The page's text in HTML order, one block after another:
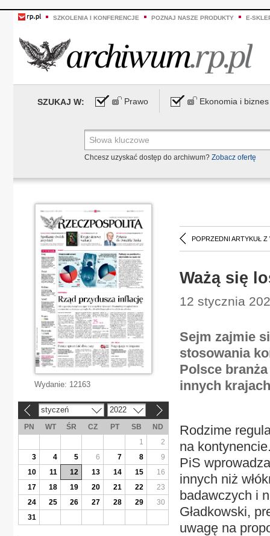
SZKOLENIA I KONFERENCJE POZNAJ NASZE PRODUKTY E-
SZUKAJ W: Prawo Ekonomia i biznes
Chcesz uzyskać dostęp do archiwum? Zobacz ofertę
POPRZEDNI ARTYKUŁ Z
Ważą się
12 stycznia
Sejm zajmie
stosowania
Polsce
innych
Rodzime
na
PiS
innych niż
badawczych i
Gładkowski,
uwagę na
Wydanie: 12163
styczeń 2022
PN WT ŚR CZ PT SB
ND
1
2
3
4 5 6 7 8
9
10
11 12 13 14 15
16
17
18 19 20 21 22
23
24
25 26 27 28 29
30
31